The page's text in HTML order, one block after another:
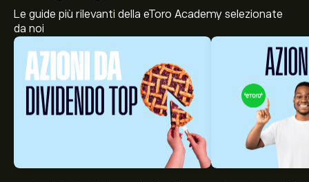
Le guide più rilevanti della eToro Academy selezionate
da noi